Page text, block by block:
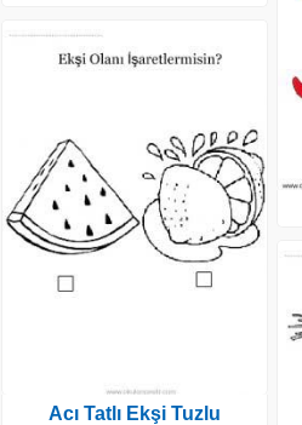
Acı Tatlı Ekşi Tuzlu